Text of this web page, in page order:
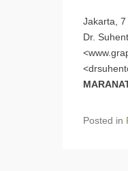
Jakarta,
Dr.
Posted in